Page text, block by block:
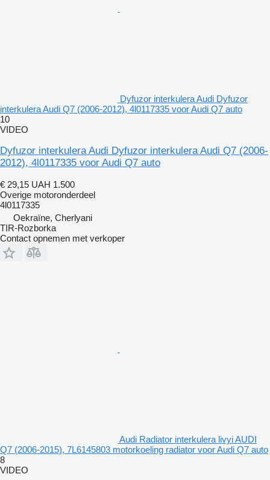
Dyfuzor interkulera Audi Dyfuzor
interkulera Audi Q7 (2006-2012), 4l0117335 voor Audi Q7 auto
10
VIDEO
Dyfuzor interkulera Audi Dyfuzor interkulera Audi Q7 (2006-
2012), 4l0117335 voor Audi Q7 auto
€ 29,15 UAH 1.500
Overige motoronderdeel
4l0117335
Oekraïne, Cherlyani
TIR-Rozborka
Contact opnemen met verkoper
Audi Radiator interkulera livyi AUDI
Q7 (2006-2015), 7L6145803 motorkoeling radiator voor Audi Q7 auto
8
VIDEO